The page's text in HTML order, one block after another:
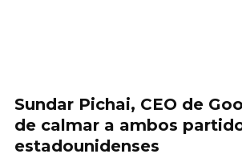
Sundar Pichai, CEO de
de calmar a ambos
estadounidenses